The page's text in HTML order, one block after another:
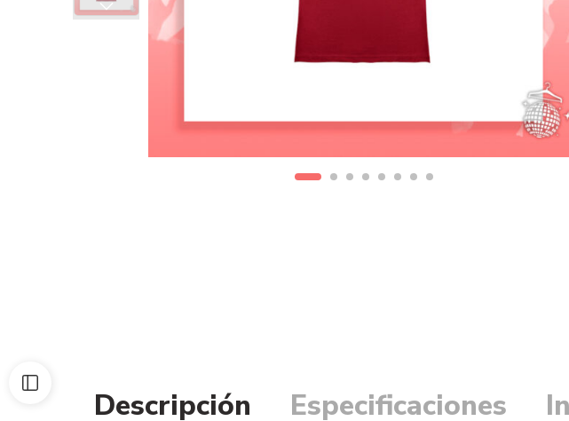
Descripción Especificaciones